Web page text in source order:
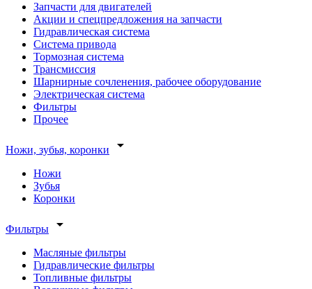
Запчасти для двигателей
Акции и спецпредложения на запчасти
Гидравлическая система
Система привода
Тормозная система
Трансмиссия
Шарнирные сочленения, рабочее оборудование
Электрическая система
Фильтры
Прочее
Ножи, зубья, коронки arrow_drop_down
Ножи
Зубья
Коронки
Фильтры arrow_drop_down
Масляные фильтры
Гидравлические фильтры
Топливные фильтры